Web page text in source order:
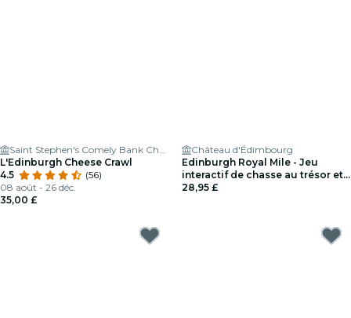
Saint Stephen's Comely Bank Church
L'Edinburgh Cheese Crawl
4.5
(56)
08 août - 26 déc.
35,00 £
Château d'Édimbourg
Edinburgh Royal Mile - Jeu
interactif de chasse au trésor et
d'exploration pour jusqu'à 5
28,95 £